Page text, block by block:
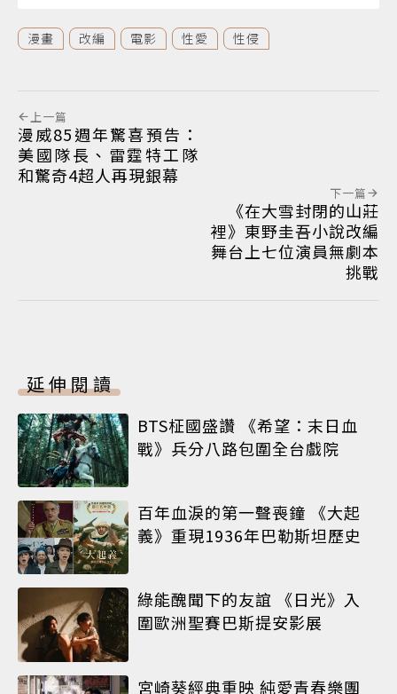
漫畫 改編 電影 性愛 性侵
上一篇
漫威85週年驚喜預告：
美國隊長、雷霆特工隊
和驚奇4超人再現銀幕
下一篇
《在大雪封閉的山莊
裡》東野圭吾小說改編
舞台上七位演員無劇本
挑戰
延伸閱讀
BTS柾國盛讚 《希望：末日血
戰》兵分八路包圍全台戲院
百年血淚的第一聲喪鐘 《大起
義》重現1936年巴勒斯坦歷史
綠能醜聞下的友誼 《日光》入
圍歐洲聖賽巴斯提安影展
宮崎葵經典重映 純愛青春樂團